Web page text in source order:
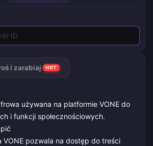
i zarabiaj HOT
używana na platformie VONE do
i funkcji społecznościowych.
VONE pozwala na dostęp do treści